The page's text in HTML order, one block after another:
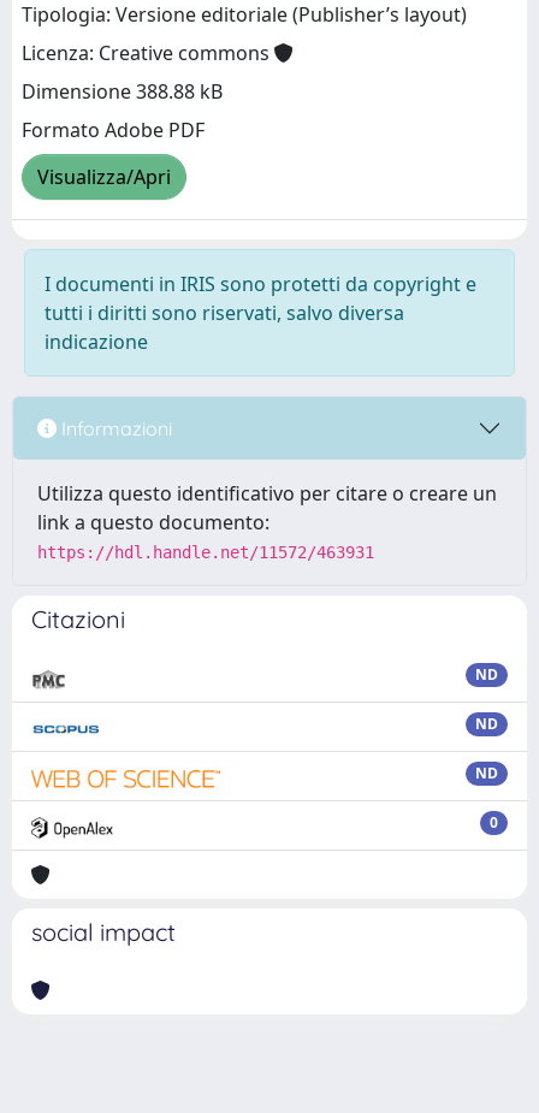
Tipologia: Versione editoriale (Publisher’s layout)
Licenza: Creative commons
Dimensione 388.88 kB
Formato Adobe PDF
Visualizza/Apri
I documenti in IRIS sono protetti da copyright e
tutti i diritti sono riservati, salvo diversa
indicazione
Informazioni
Utilizza questo identificativo per citare o creare un
link a questo documento:
https://hdl.handle.net/11572/463931
Citazioni
ND
ND
ND
0
social impact